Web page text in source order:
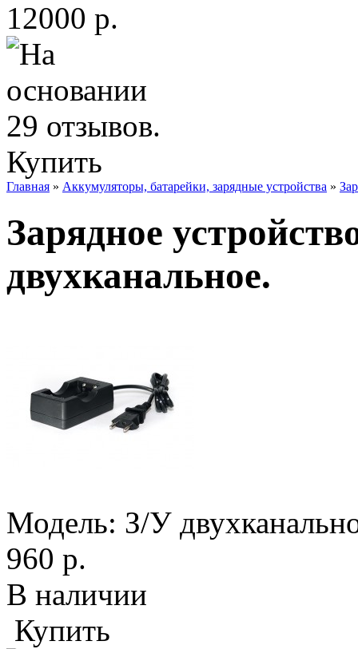
12000 р.
Купить
Главная » Аккумуляторы, батарейки, зарядные устройства »
Зарядное
двухканальное.
Модель: З/У
960 р.
В наличии
Купить